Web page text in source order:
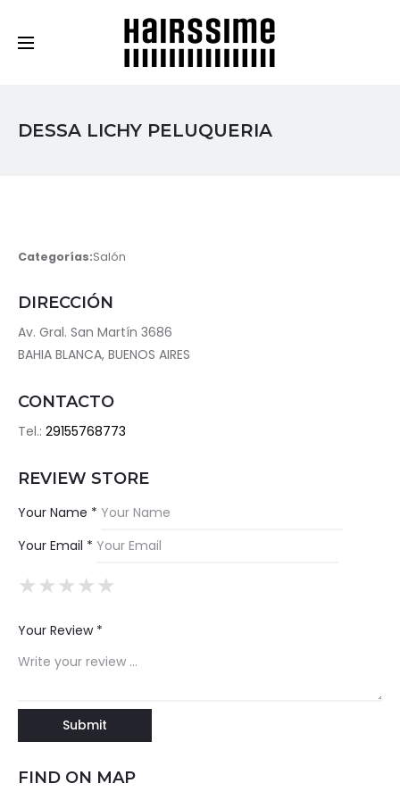
DESSA LICHY PELUQUERIA
Categorías:Salón
DIRECCIÓN
Av. Gral. San Martín 3686
BAHIA BLANCA, BUENOS AIRES
CONTACTO
Tel.: 29155768773
REVIEW STORE
Your Name *
Your Email *
★
★★
★★★
★★★★
★★★★★
Your Review *
FIND ON MAP